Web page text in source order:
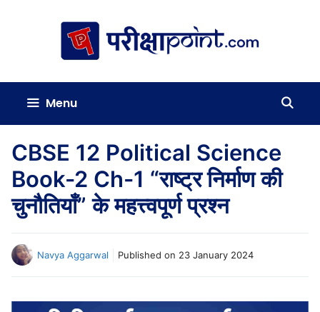
Menu
CBSE 12 Political Science
Book-2 Ch-1 “राष्ट्र निर्माण की
चुनौतियाँ” के महत्त्वपूर्ण प्रश्न
Navya Aggarwal Published on 23 January 2024